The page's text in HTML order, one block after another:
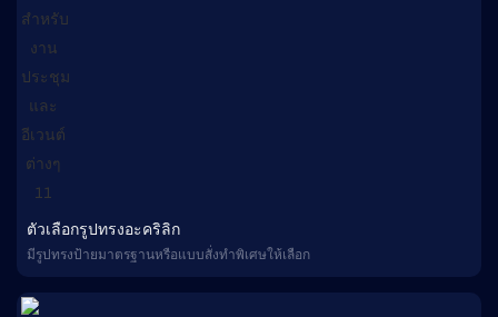
ตัวเลือกรูปทรงอะคริลิก
มีรูปทรงป้ายมาตรฐานหรือแบบสั่งทำพิเศษให้เลือก